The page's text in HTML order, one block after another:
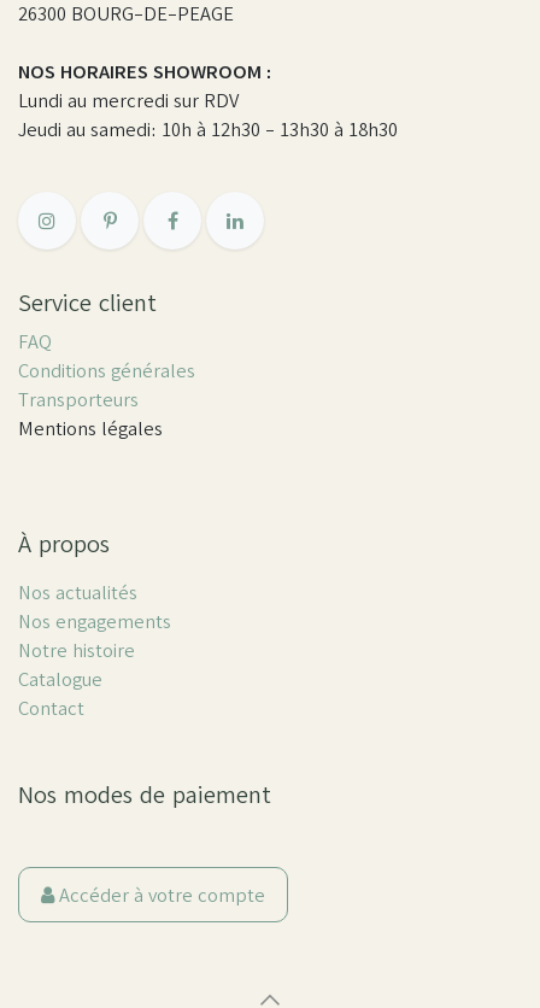
26300 BOURG-DE-PEAGE
NOS HORAIRES SHOWROOM :
Lundi au mercredi sur RDV
Jeudi au samedi: 10h à 12h30 - 13h30 à 18h30
Service client
FAQ
Conditions générales
Transporteurs
Mentions légales
À propos
Nos actualités
Nos engagements
Notre histoire
Catalogue
Contact
Nos modes de paiement
Accéder à votre compte